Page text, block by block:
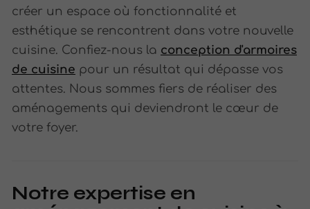
créer un espace où fonctionnalité et
esthétique se rencontrent dans votre nouvelle
cuisine. Confiez-nous la conception d'armoires
de cuisine pour un résultat qui dépasse vos
attentes. Nous sommes fiers de réaliser des
aménagements qui deviendront le cœur de
votre foyer.
Notre expertise en